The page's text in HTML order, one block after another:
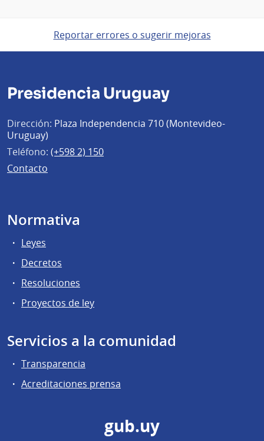
Reportar errores o sugerir mejoras
Presidencia Uruguay
Dirección: Plaza Independencia 710 (Montevideo-
Uruguay)
Teléfono: (+598 2) 150
Contacto
Normativa
Leyes
Decretos
Resoluciones
Proyectos de ley
Servicios a la comunidad
Transparencia
Acreditaciones prensa
gub.uy